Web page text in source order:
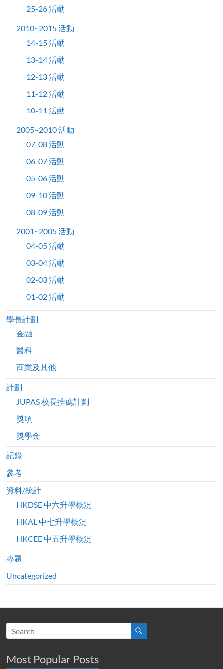
25-26 活動
2010~2015 活動
14-15 活動
13-14 活動
12-13 活動
11-12 活動
10-11 活動
2005~2010 活動
07-08 活動
06-07 活動
05-06 活動
09-10 活動
08-09 活動
2001~2005 活動
04-05 活動
03-04 活動
02-03 活動
01-02 活動
學長計劃
金融
醫科
商業及其他
計劃
JUPAS 校長推薦計劃
獎項
獎學金
記錄
參考
資料/統計
HKDSE 中六升學概況
HKAL 中七升學概況
HKCEE 中五升學概況
專題
Uncategorized
Most Popular Posts